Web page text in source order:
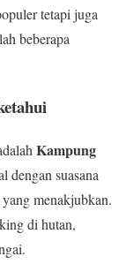
tetapi juga
beberapa
Kampung
dengan suasana
menakjubkan.
di hutan,